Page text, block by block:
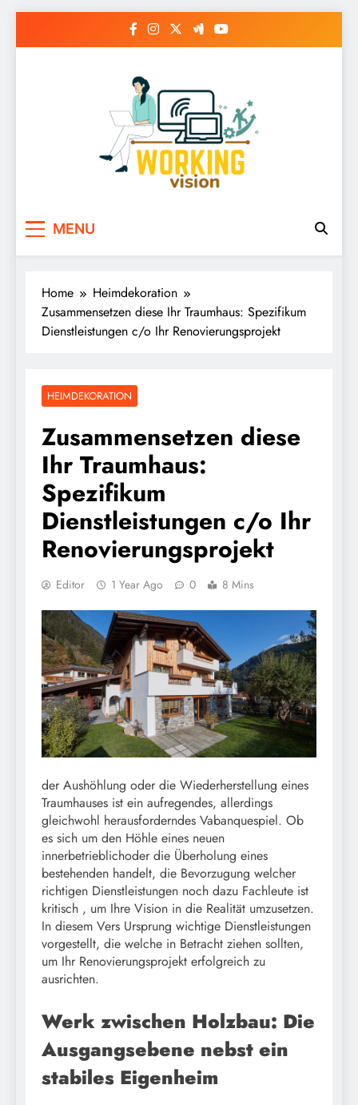
MENU
Home
Heimdekoration
Zusammensetzen diese Ihr Traumhaus: Spezifikum
Dienstleistungen c/o Ihr Renovierungsprojekt
HEIMDEKORATION
Zusammensetzen diese
Ihr Traumhaus:
Spezifikum
Dienstleistungen c/o Ihr
Renovierungsprojekt
Editor 1 Year Ago 0 8 Mins
der Aushöhlung oder die Wiederherstellung eines
Traumhauses ist ein aufregendes, allerdings
gleichwohl herausforderndes Vabanquespiel. Ob
es sich um den Höhle eines neuen
innerbetrieblichoder die Überholung eines
bestehenden handelt, die Bevorzugung welcher
richtigen Dienstleistungen noch dazu Fachleute ist
kritisch , um Ihre Vision in die Realität umzusetzen.
In diesem Vers Ursprung wichtige Dienstleistungen
vorgestellt, die welche in Betracht ziehen sollten,
um Ihr Renovierungsprojekt erfolgreich zu
ausrichten.
Werk zwischen Holzbau: Die
Ausgangsebene nebst ein
stabiles Eigenheim